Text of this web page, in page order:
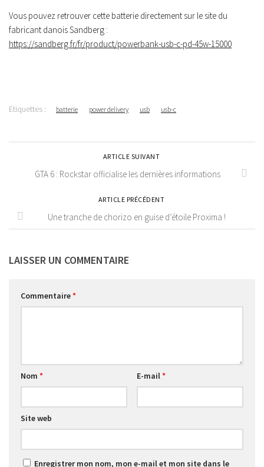
Vous pouvez retrouver cette batterie directement sur le site du
fabricant danois Sandberg :
https://sandberg.fr/fr/product/powerbank-usb-c-pd-45w-15000
Étiquettes : batterie power delivery usb usb-c
ARTICLE SUIVANT
GTA 6 : Rockstar officialise les dernières informations
ARTICLE PRÉCÉDENT
Une tranche de chorizo en guise d’étoile Proxima !
LAISSER UN COMMENTAIRE
Commentaire*
Nom * E-mail*
Site web
Enregistrer mon nom, mon e-mail et mon site dans le